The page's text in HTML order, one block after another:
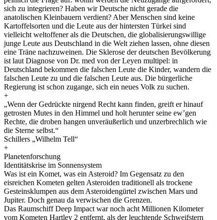
sich zu integrieren? Haben wir Deutsche nicht gerade die
anatolischen Kleinbauern verdient? Aber Menschen sind keine
Kartoffelsorten und die Leute aus der hintersten Türkei sind
vielleicht weltoffener als die Deutschen, die globalisierungswillige
junge Leute aus Deutschland in die Welt ziehen lassen, ohne diesen
eine Träne nachzuweinen. Die Sklerose der deutschen Bevölkerung
ist laut Diagnose von Dr. med von der Leyen multipel: in
Deutschland bekommen die falschen Leute die Kinder, wandern die
falschen Leute zu und die falschen Leute aus. Die bürgerliche
Regierung ist schon zugange, sich ein neues Volk zu suchen.
+
„Wenn der Gedrückte nirgend Recht kann finden, greift er hinauf
getrosten Mutes in den Himmel und holt herunter seine ew’gen
Rechte, die droben hangen unveräußerlich und unzerbrechlich wie
die Sterne selbst.“
Schillers „Wilhelm Tell“
+
Planetenforschung
Identitätskrise im Sonnensystem
Was ist ein Komet, was ein Asteroid? Im Gegensatz zu den
eisreichen Kometen gelten Asteroiden traditionell als trockene
Gesteinsklumpen aus dem Asteroidengürtel zwischen Mars und
Jupiter. Doch genau da verwischen die Grenzen.
Das Raumschiff Deep Impact war noch acht Millionen Kilometer
vom Kometen Hartley 2 entfernt, als der leuchtende Schweifstern